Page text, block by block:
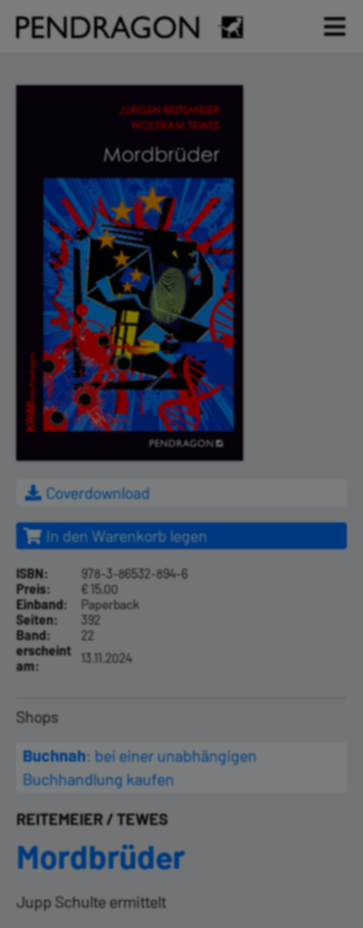
Coverdownload
In den Warenkorb legen
ISBN:
978-3-86532-894-6
Preis:
€ 15,00
Einband:
Paperback
Seiten:
392
Band:
22
erscheint
am:
13.11.2024
Shops
Buchnah: bei einer unabhängigen
Buchhandlung kaufen
Mordbrüder
Jupp Schulte ermittelt
REITEMEIER / TEWES